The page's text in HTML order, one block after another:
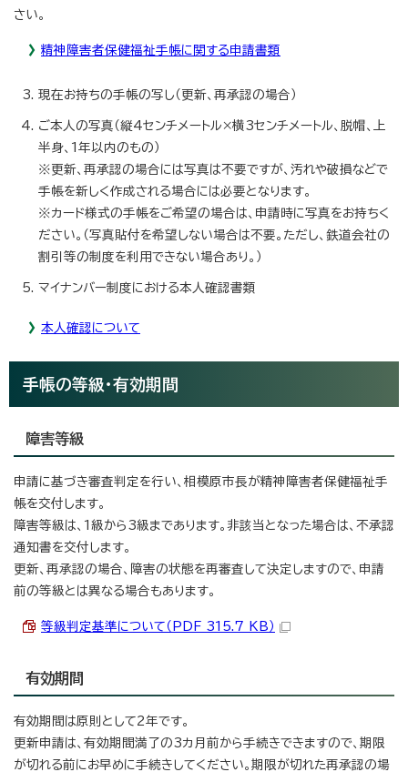
さい。
精神障害者保健福祉手帳に関する申請書類
現在お持ちの手帳の写し（更新、再承認の場合）
ご本人の写真（縦4センチメートル×横3センチメートル、脱帽、上
半身、1年以内のもの）
※更新、再承認の場合には写真は不要ですが、汚れや破損などで
手帳を新しく作成される場合には必要となります。
※カード様式の手帳をご希望の場合は、申請時に写真をお持ちく
ださい。（写真貼付を希望しない場合は不要。ただし、鉄道会社の
割引等の制度を利用できない場合あり。）
マイナンバー制度における本人確認書類
本人確認について
手帳の等級・有効期間
障害等級
申請に基づき審査判定を行い、相模原市長が精神障害者保健福祉手
帳を交付します。
障害等級は、1級から3級まであります。非該当となった場合は、不承認
通知書を交付します。
更新、再承認の場合、障害の状態を再審査して決定しますので、申請
前の等級とは異なる場合もあります。
等級判定基準について（PDF 315.7 KB）
有効期間
有効期間は原則として2年です。
更新申請は、有効期間満了の3カ月前から手続きできますので、期限
が切れる前にお早めに手続きしてください。期限が切れた再承認の場